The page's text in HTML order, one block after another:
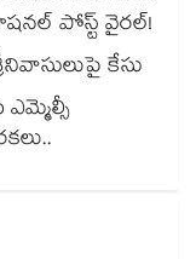
పోస్ట్ వైరల్!
కేసు